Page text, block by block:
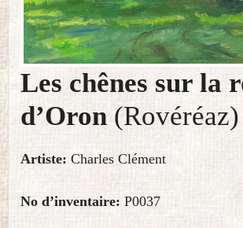
Les chênes sur la
d’Oron (Rovéréaz)
Artiste: Charles Clément
No d’inventaire: P0037